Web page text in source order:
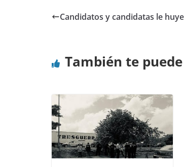
Candidatos y candidatas le
También te